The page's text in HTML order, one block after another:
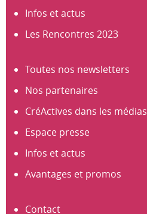
Infos et actus
Les Rencontres 2023
Toutes nos newsletters
Nos partenaires
CréActives dans les médias
Espace presse
Infos et actus
Avantages et promos
Contact